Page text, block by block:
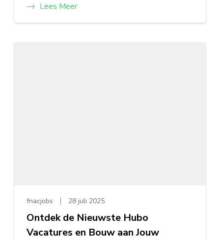
Lees Meer
fnacjobs 28 juli 2025
Ontdek de Nieuwste Hubo
Vacatures en Bouw aan Jouw